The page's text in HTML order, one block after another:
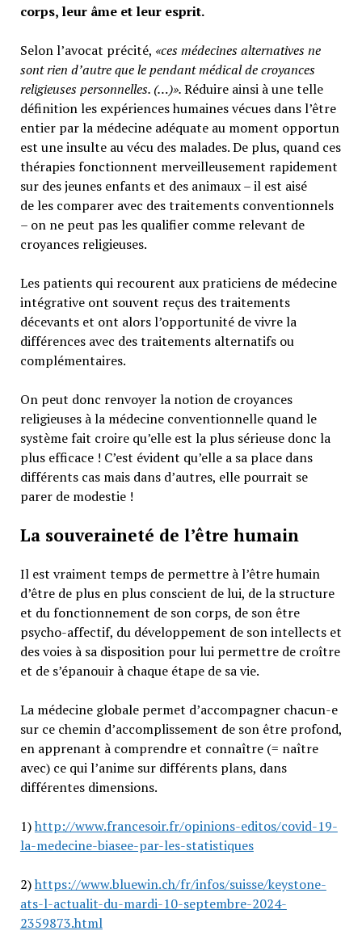
corps, leur âme et leur esprit.
Selon l’avocat précité, «ces médecines alternatives ne
sont rien d’autre que le pendant médical de croyances
religieuses personnelles. (…)».Réduire ainsi à une telle
définition les expériences humaines vécues dans l’être
entier par la médecine adéquate au moment opportun
est une insulte au vécu des malades. De plus, quand ces
thérapies fonctionnent merveilleusement rapidement
sur des jeunes enfants et des animaux – il est aisé
de les comparer avec des traitements conventionnels
– on ne peut pas les qualifier comme relevant de
croyances religieuses.
Les patients qui recourent aux praticiens de médecine
intégrative ont souvent reçus des traitements
décevants et ont alors l’opportunité de vivre la
différences avec des traitements alternatifs ou
complémentaires.
On peut donc renvoyer la notion de croyances
religieuses à la médecine conventionnelle quand le
système fait croire qu’elle est la plus sérieuse donc la
plus efficace ! C’est évident qu’elle a sa place dans
différents cas mais dans d’autres, elle pourrait se
parer de modestie !
La souveraineté de l’être humain
Il est vraiment temps de permettre à l’être humain
d’être de plus en plus conscient de lui, de la structure
et du fonctionnement de son corps, de son être
psycho-affectif, du développement de son intellects et
des voies à sa disposition pour lui permettre de croître
et de s’épanouir à chaque étape de sa vie.
La médecine globale permet d’accompagner chacun-e
sur ce chemin d’accomplissement de son être profond,
en apprenant à comprendre et connaître (= naître
avec) ce qui l’anime sur différents plans, dans
différentes dimensions.
1)http://www.francesoir.fr/opinions-editos/covid-19-
la-medecine-biasee-par-les-statistiques
2)https://www.bluewin.ch/fr/infos/suisse/keystone-
ats-l-actualit-du-mardi-10-septembre-2024-
2359873.html